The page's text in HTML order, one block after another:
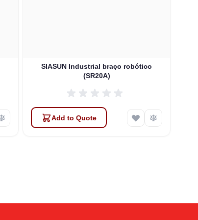
SIASUN Industrial braço robótico
(SR20A)
Add to Quote